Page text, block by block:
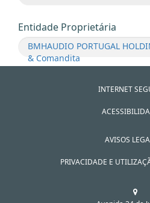
Entidade Proprietária
BMHAUDIO PORTUGAL
& Comandita
INTERNET
AVISOS
PRIVACIDADE E